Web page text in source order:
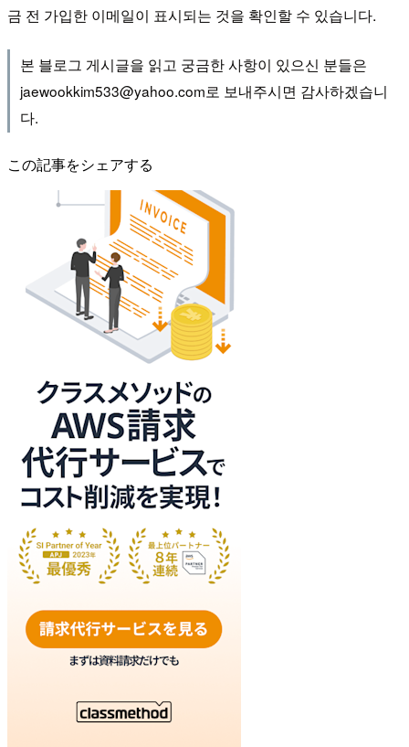
금 전 가입한 이메일이 표시되는 것을 확인할 수 있습니다.
본 블로그 게시글을 읽고 궁금한 사항이 있으신 분들은
jaewookkim533@yahoo.com로 보내주시면 감사하겠습니
다.
この記事をシェアする